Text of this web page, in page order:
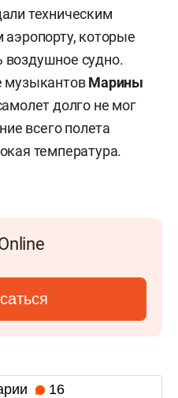
техническим
которые
судно.
музыкантовМарины
долго не мог
всего полета
температура.
16